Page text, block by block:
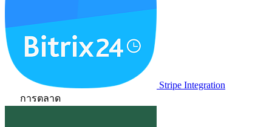
Stripe Integration
การตลาด